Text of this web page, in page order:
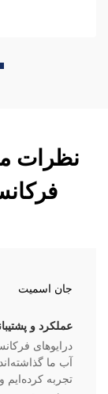
نظرات
جان اسمیت
عملکرد و
درایوهای
تجربه کرده‌ایم